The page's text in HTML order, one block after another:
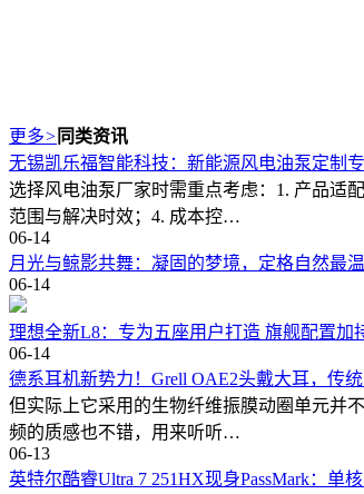
更多> 同类资讯
无锡凯乐福智能科技：新能源风电油泵定制
选择风电油泵厂家时需重点考虑：1. 产品适
范围与解决时效；4. 成本控…
06-14
月光与鲸影共舞：凝固的梦境，定格自然最
06-14
理想全新L8：专为五座用户打造 旗舰配置加
06-14
德系耳机新势力！Grell OAE2头戴大耳，传
但实际上它采用的生物纤维振膜动圈单元并
频的质感也不错，用来听听…
06-13
英特尔酷睿Ultra 7 251HX现身PassMark：单